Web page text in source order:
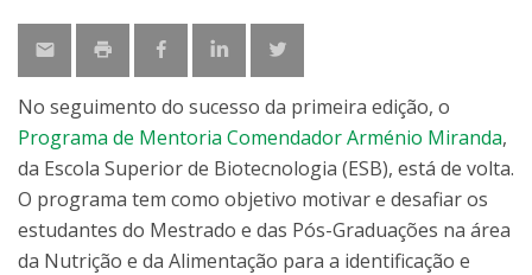
No seguimento do sucesso da primeira edição, o
Programa de Mentoria Comendador Arménio Miranda,
da Escola Superior de Biotecnologia (ESB), está de volta.
O programa tem como objetivo motivar e desafiar os
estudantes do Mestrado e das Pós-Graduações na área
da Nutrição e da Alimentação para a identificação e